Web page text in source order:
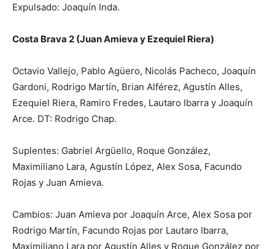
Expulsado: Joaquín Inda.
Costa Brava 2 (Juan Amieva y Ezequiel Riera)
Octavio Vallejo, Pablo Agüero, Nicolás Pacheco, Joaquín
Gardoni, Rodrigo Martín, Brian Alférez, Agustín Alles,
Ezequiel Riera, Ramiro Fredes, Lautaro Ibarra y Joaquín
Arce. DT: Rodrigo Chap.
Suplentes: Gabriel Argüello, Roque González,
Maximiliano Lara, Agustín López, Alex Sosa, Facundo
Rojas y Juan Amieva.
Cambios: Juan Amieva por Joaquín Arce, Alex Sosa por
Rodrigo Martín, Facundo Rojas por Lautaro Ibarra,
Maximiliano Lara por Agustín Alles y Roque González por